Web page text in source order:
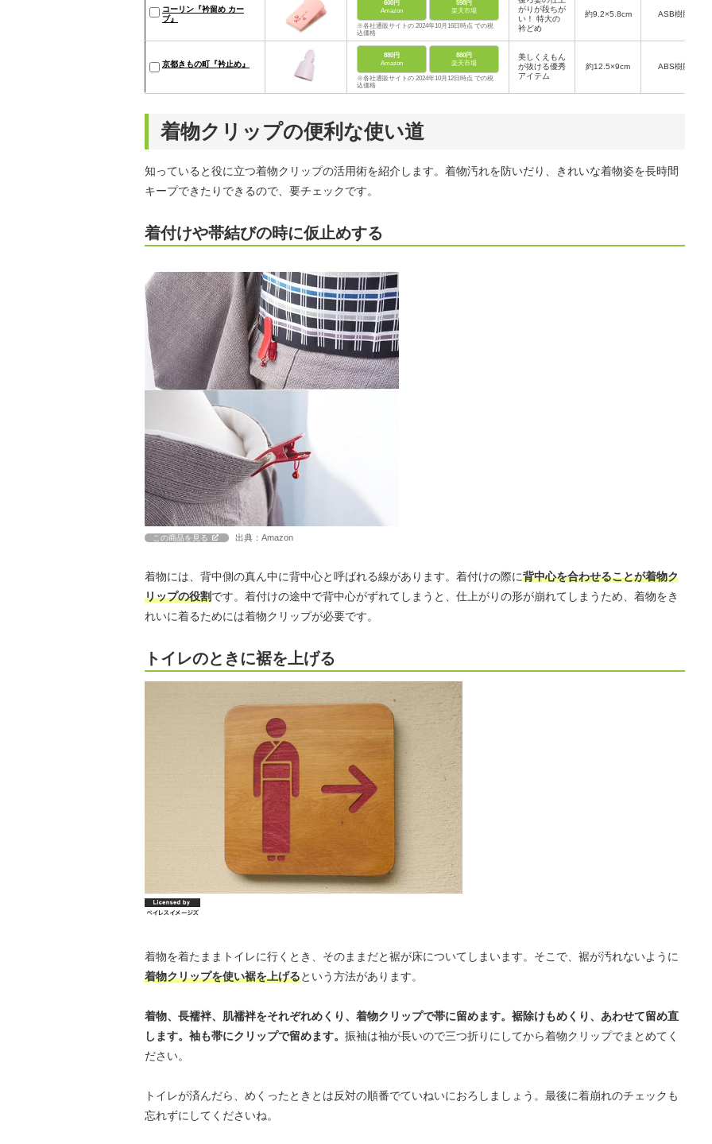
コーリン『衿留め カー
ブ』
600円
Amazon
598円
楽天市場
※各社通販サイトの 2024年10月16日時点 での税
込価格
がりが段ちが
い！ 特大の
衿どめ
約9.2×5.8cm ASB樹脂
京都きもの町『衿止め』
880円
Amazon
880円
楽天市場
※各社通販サイトの 2024年10月12日時点 での税
込価格
美しくえもん
が抜ける優秀
アイテム
約12.5×9cm ABS樹脂
着物クリップの便利な使い道
知っていると役に立つ着物クリップの活用術を紹介します。着物汚れを防いだり、きれいな着物姿を長時間
キープできたりできるので、要チェックです。
着付けや帯結びの時に仮止めする
この商品を見る 出典：Amazon
着物には、背中側の真ん中に背中心と呼ばれる線があります。着付けの際に背中心を合わせることが着物ク
リップの役割です。着付けの途中で背中心がずれてしまうと、仕上がりの形が崩れてしまうため、着物をき
れいに着るためには着物クリップが必要です。
トイレのときに裾を上げる
着物を着たままトイレに行くとき、そのままだと裾が床についてしまいます。そこで、裾が汚れないように
着物クリップを使い裾を上げるという方法があります。
着物、長襦袢、肌襦袢をそれぞれめくり、着物クリップで帯に留めます。裾除けもめくり、あわせて留め直
します。袖も帯にクリップで留めます。 振袖は袖が長いので三つ折りにしてから着物クリップでまとめてく
ださい。
トイレが済んだら、めくったときとは反対の順番でていねいにおろしましょう。最後に着崩れのチェックも
忘れずにしてくださいね。